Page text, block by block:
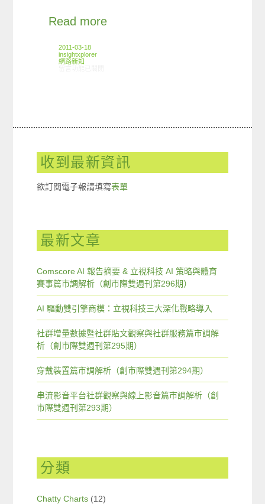
Read more
2011-03-18
insightxplorer
網路新知
收到最新資訊
欲訂閱電子報請填寫表單
最新文章
Comscore AI 報告摘要 & 立視科技 AI 策略與體育
賽事篇市調解析（創市際雙週刊第296期）
AI 驅動雙引擎商模：立視科技三大深化戰略導入
社群增量數據暨社群貼文觀察與社群服務篇市調解
析（創市際雙週刊第295期）
穿戴裝置篇市調解析（創市際雙週刊第294期）
串流影音平台社群觀察與線上影音篇市調解析（創
市際雙週刊第293期）
分類
Chatty Charts (12)